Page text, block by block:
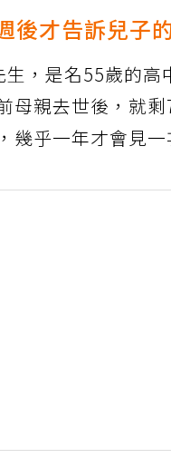
後才告訴兒子
生，是名55歲的
母親去世後，就
幾乎一年才會見一